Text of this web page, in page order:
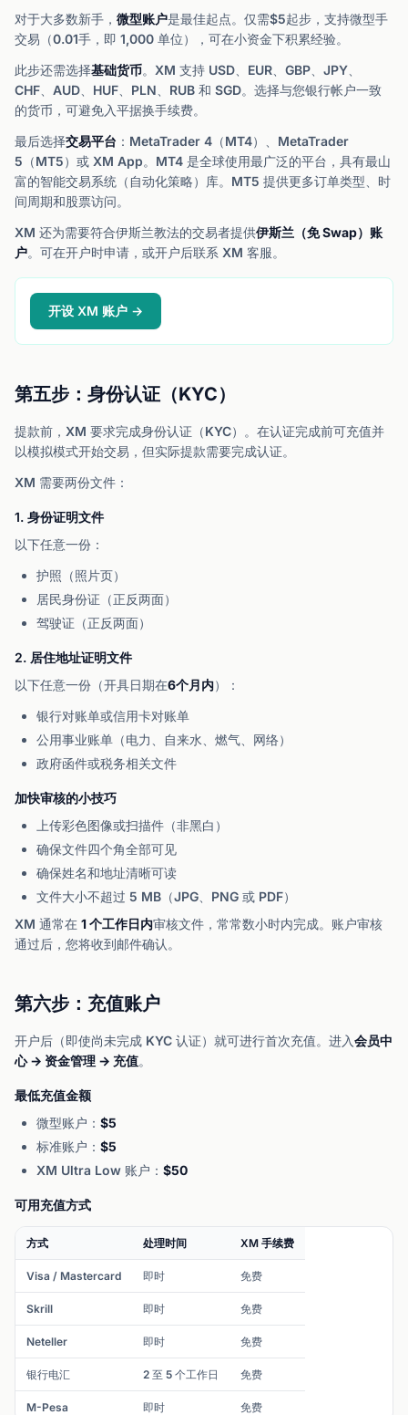
对于大多数新手， 微型账户是最佳起点。仅需$5起步，支持微型手
交易（0.01手，即 1,000 单位），可在小资金下积累经验。
此步还需选择基础货币。XM 支持 USD、EUR、GBP、JPY、
CHF、AUD、HUF、PLN、RUB 和 SGD。选择与您银行帐户一致
的货币，可避免入平据换手续费。
最后选择交易平台 ：MetaTrader 4（MT4）、MetaTrader
5（MT5）或 XM App。MT4 是全球使用最广泛的平台，具有最山
富的智能交易系统（自动化策略）库。MT5 提供更多订单类型、时
间周期和股票访问。
XM 还为需要符合伊斯兰教法的交易者提供伊斯兰（免 Swap）账
户。可在开户时申请，或开户后联系 XM 客服。
开设 XM 账户 →
第五步：身份认证（KYC）
提款前，XM 要求完成身份认证（KYC）。在认证完成前可充值并
以模拟模式开始交易，但实际提款需要完成认证。
XM 需要两份文件：
1. 身份证明文件
以下任意一份：
护照（照片页）
居民身份证（正反两面）
驾驶证（正反两面）
2. 居住地址证明文件
以下任意一份（开具日期在6个月内）：
银行对账单或信用卡对账单
公用事业账单（电力、自来水、燃气、网络）
政府函件或税务相关文件
加快审核的小技巧
上传彩色图像或扫描件（非黑白）
确保文件四个角全部可见
确保姓名和地址清晰可读
文件大小不超过 5 MB（JPG、PNG 或 PDF）
XM 通常在 1 个工作日内审核文件，常常数小时内完成。账户审核
通过后，您将收到邮件确认。
第六步：充值账户
开户后（即使尚未完成 KYC 认证）就可进行首次充值。进入会员中
心 → 资金管理 → 充值。
最低充值金额
微型账户： $5
标准账户： $5
XM Ultra Low 账户： $50
可用充值方式
方式 处理时间 XM 手续费
Visa / Mastercard 即时 免费
Skrill 即时 免费
Neteller 即时 免费
银行电汇 2 至 5 个工作日 免费
M-Pesa 即时 免费